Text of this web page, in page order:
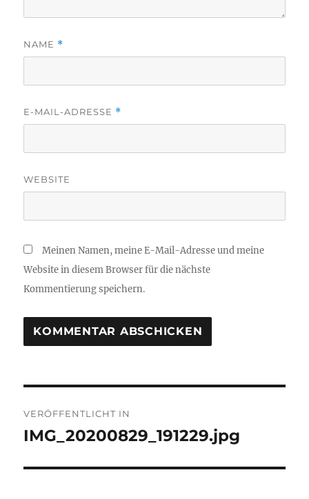
NAME *
E-MAIL-ADRESSE *
WEBSITE
Meinen Namen, meine E-Mail-Adresse und meine
Website in diesem Browser für die nächste
Kommentierung speichern.
R
A
I
VERÖFFENTLICHT IN
IMG_20200829_191229.jpg